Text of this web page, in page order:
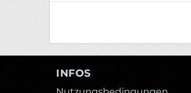
INFOS